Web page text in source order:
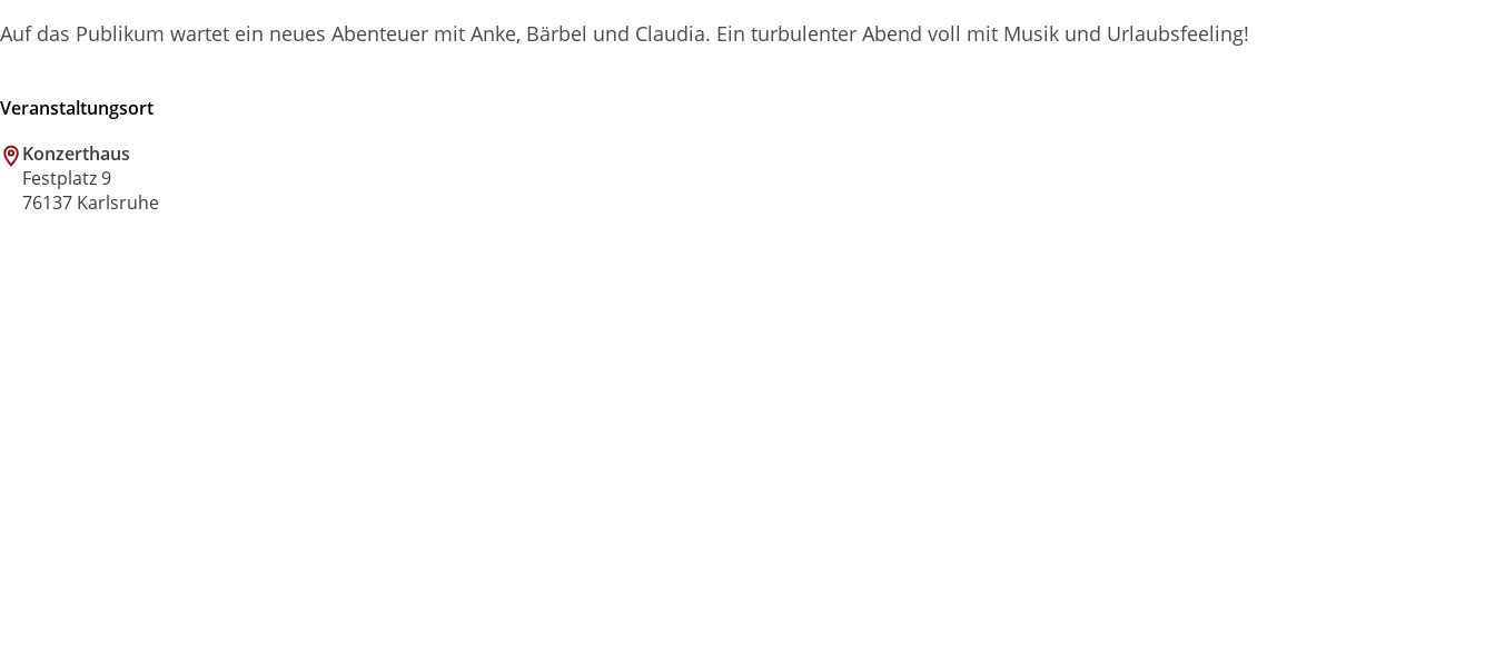
Auf das Publikum wartet ein neues Abenteuer mit Anke, Bärbel und Claudia. Ein turbulenter Abend voll mit Musik und Urlaubsfeeling!
Veranstaltungsort
Konzerthaus
Festplatz 9
76137 Karlsruhe